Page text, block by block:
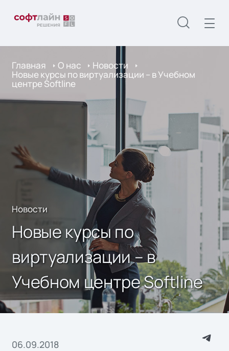
Главная О нас Новости
Новые курсы по виртуализации – в Учебном
центре Softline
Новости
Новые курсы по
виртуализации – в
Учебном центре Softline
06.09.2018